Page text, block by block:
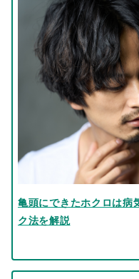
亀頭にできたホクロは病
ク法を解説